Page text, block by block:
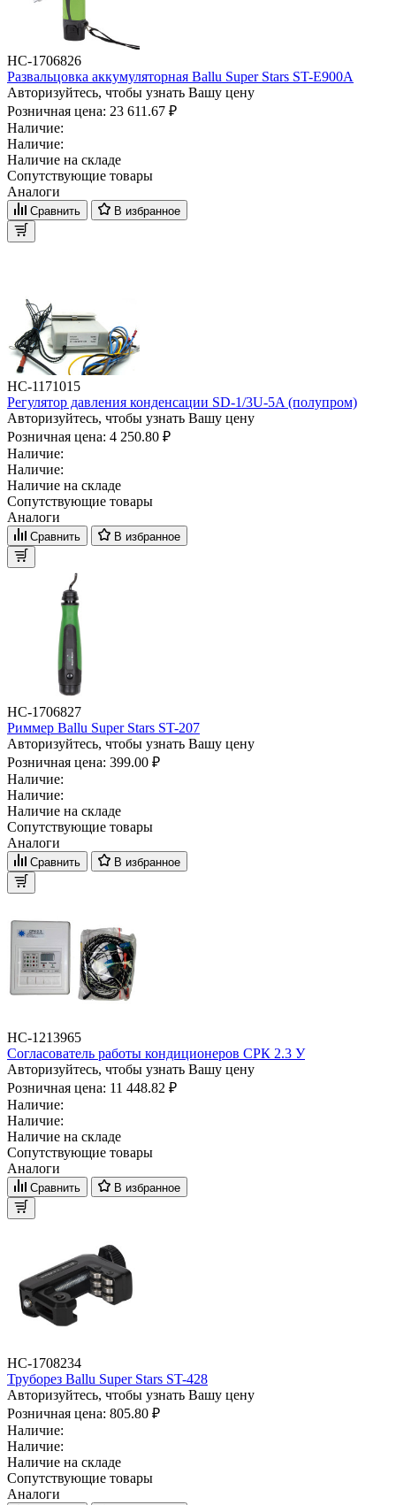
НС-1706826
Развальцовка аккумуляторная Ballu Super Stars ST-E900A
Авторизуйтесь, чтобы узнать Вашу цену
Розничная цена: 23 611.67 ₽
Наличие:
Наличие:
Наличие на складе
Сопутствующие товары
Аналоги
Сравнить В избранное
НС-1171015
Регулятор давления конденсации SD-1/3U-5A (полупром)
Авторизуйтесь, чтобы узнать Вашу цену
Розничная цена: 4 250.80 ₽
Наличие:
Наличие:
Наличие на складе
Сопутствующие товары
Аналоги
Сравнить В избранное
НС-1706827
Риммер Ballu Super Stars ST-207
Авторизуйтесь, чтобы узнать Вашу цену
Розничная цена: 399.00 ₽
Наличие:
Наличие:
Наличие на складе
Сопутствующие товары
Аналоги
Сравнить В избранное
НС-1213965
Согласователь работы кондиционеров СРК 2.3 У
Авторизуйтесь, чтобы узнать Вашу цену
Розничная цена: 11 448.82 ₽
Наличие:
Наличие:
Наличие на складе
Сопутствующие товары
Аналоги
Сравнить В избранное
НС-1708234
Труборез Ballu Super Stars ST-428
Авторизуйтесь, чтобы узнать Вашу цену
Розничная цена: 805.80 ₽
Наличие:
Наличие:
Наличие на складе
Сопутствующие товары
Аналоги